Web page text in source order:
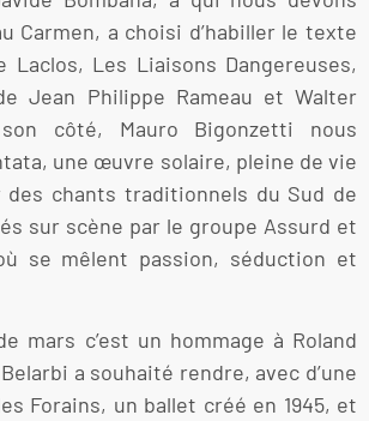
Carmen, a choisi d’habiller le texte
Laclos, Les Liaisons Dangereuses,
Jean Philippe Rameau et Walter
côté, Mauro Bigonzetti nous
une œuvre solaire, pleine de vie
des chants traditionnels du Sud de
sur scène par le groupe Assurd et
se mêlent passion, séduction et
mars c’est un hommage à Roland
a souhaité rendre, avec d’une
Forains, un ballet créé en 1945, et